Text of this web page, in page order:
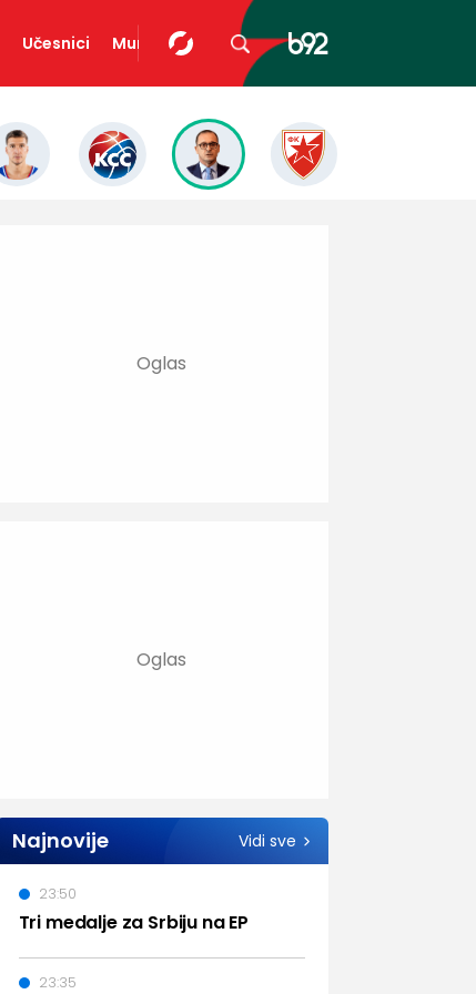
Učesnici Mundopedija
Najnovije Vidi sve
Tri medalje za Srbiju na EP
23:50
23:35